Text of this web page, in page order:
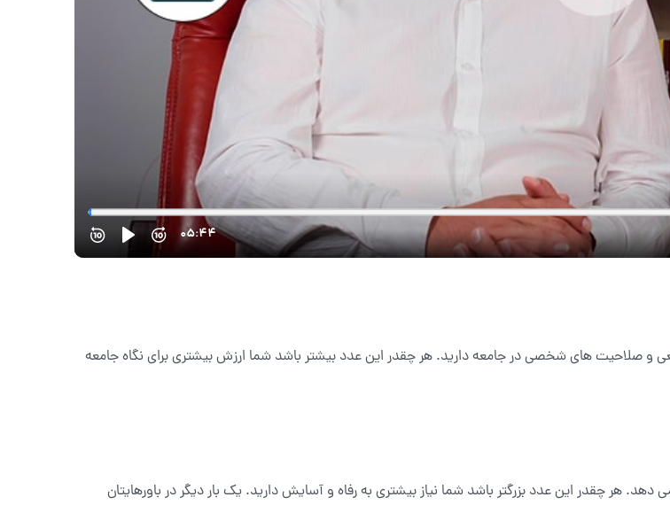
صلاحیت های شخصی در جامعه دارید. هر چقدر این عدد بیشتر باشد شما ارزش بیشتری برای نگاه جامعه
هر چقدر این عدد بزرگتر باشد شما نیاز بیشتری به رفاه و آسایش دارید. یک بار دیگر در باورهایتان